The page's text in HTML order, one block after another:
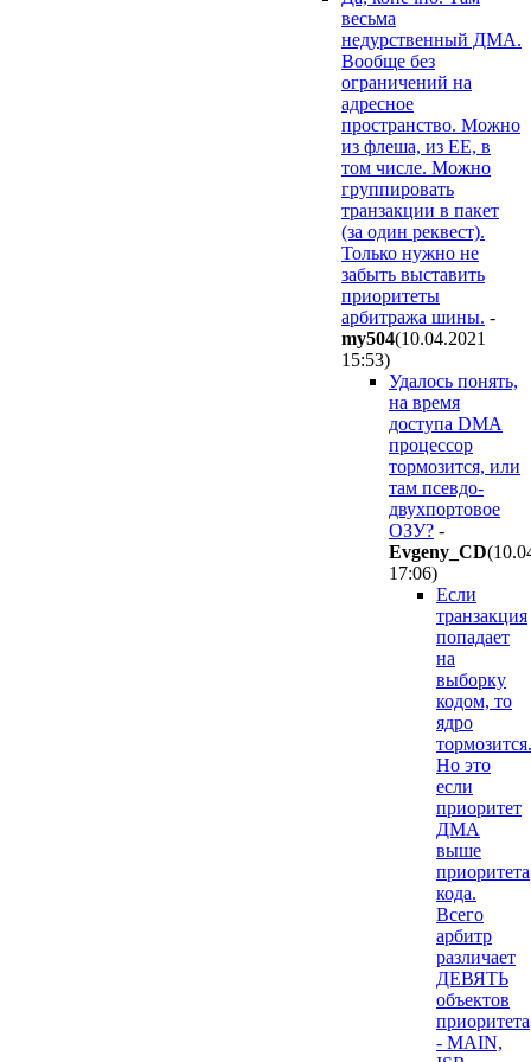
весьма
недурственный ДМА.
Вообще без
ограничений на
адресное
пространство. Можно
из флеша, из ЕЕ, в
том числе. Можно
группировать
транзакции в пакет
(за один реквест).
Только нужно не
забыть выставить
приоритеты
арбитража шины. -
my504(10.04.2021
15:53)
Удалось понять,
на время
доступа DMA
процессор
тормозится, или
там псевдо-
двухпортовое
ОЗУ? -
Evgeny_CD
17:06)
Если
транзакция
попадает
на
выборку
кодом, то
ядро
тормозится.
Но это
если
приоритет
ДМА
выше
приоритета
кода.
Всего
арбитр
различает
ДЕВЯТЬ
объектов
приоритета
- MAIN,